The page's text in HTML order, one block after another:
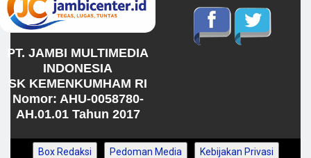
PT. JAMBI MULTIMEDIA
INDONESIA
SK KEMENKUMHAM RI
Nomor: AHU-0058780-
AH.01.01 Tahun 2017
Box Redaksi Pedoman Media Kebijakan Privasi